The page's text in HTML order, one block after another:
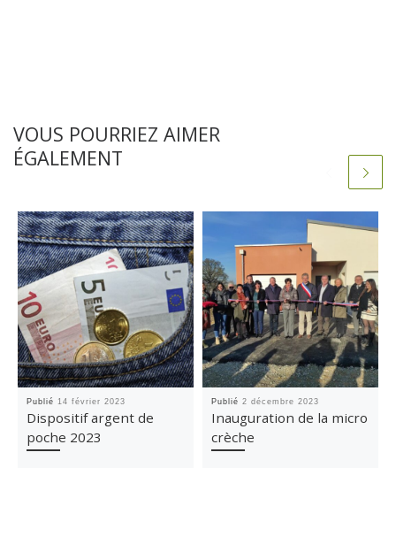
VOUS POURRIEZ AIMER
ÉGALEMENT
Publié 14 février 2023
Dispositif argent de
poche 2023
Publié2 décembre 2023
Inauguration de la micro
crèche